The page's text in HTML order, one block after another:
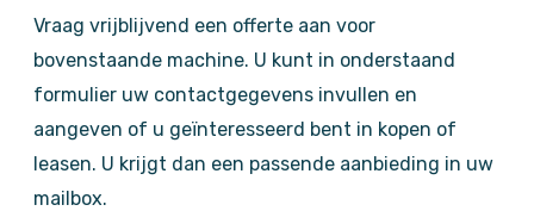
Vraag vrijblijvend een offerte aan voor
bovenstaande machine. U kunt in onderstaand
formulier uw contactgegevens invullen en
aangeven of u geïnteresseerd bent in kopen of
leasen. U krijgt dan een passende aanbieding in uw
mailbox.